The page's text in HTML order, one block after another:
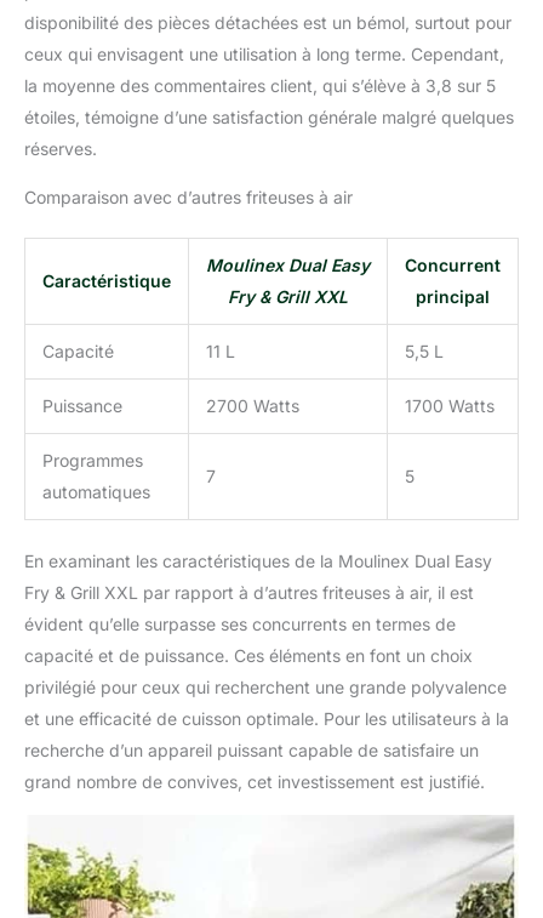
disponibilité des pièces détachées est un bémol, surtout pour
ceux qui envisagent une utilisation à long terme. Cependant,
la moyenne des commentaires client, qui s’élève à 3,8 sur 5
étoiles, témoigne d’une satisfaction générale malgré quelques
réserves.
Comparaison avec d’autres friteuses à air
Caractéristique
Moulinex Dual Easy
Fry & Grill XXL
Concurrent
principal
Capacité 11 L 5,5 L
Puissance 2700 Watts 1700 Watts
Programmes
automatiques
7 5
En examinant les caractéristiques de la Moulinex Dual Easy
Fry & Grill XXL par rapport à d’autres friteuses à air, il est
évident qu’elle surpasse ses concurrents en termes de
capacité et de puissance. Ces éléments en font un choix
privilégié pour ceux qui recherchent une grande polyvalence
et une efficacité de cuisson optimale. Pour les utilisateurs à la
recherche d’un appareil puissant capable de satisfaire un
grand nombre de convives, cet investissement est justifié.